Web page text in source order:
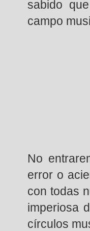
sabido
campo
No
error o
con todas
imperiosa
círculos